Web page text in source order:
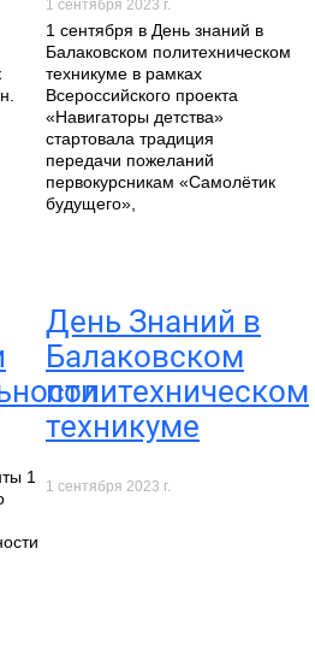
1 сентября 2023 г.
1 сентября в День знаний в
Балаковском политехническом
техникуме в рамках
Всероссийского проекта
«Навигаторы детства»
стартовала традиция
передачи пожеланий
первокурсникам «Самолётик
будущего»,
1
День Знаний в
Балаковском
политехническом
техникуме
1 сентября 2023 г.